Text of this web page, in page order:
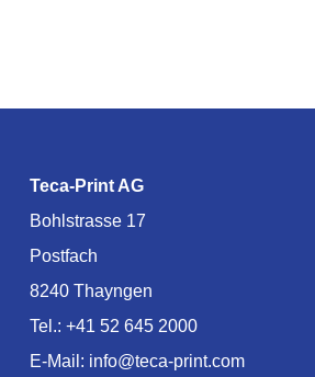
Teca-Print AG
Bohlstrasse 17
Postfach
8240 Thayngen
Tel.: +41 52 645 2000
E-Mail: info@teca-print.com